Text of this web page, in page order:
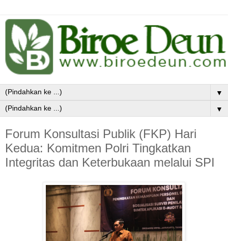
▼
▼
Forum Konsultasi Publik (FKP) Hari
Kedua: Komitmen Polri Tingkatkan
Integritas dan Keterbukaan melalui SPI